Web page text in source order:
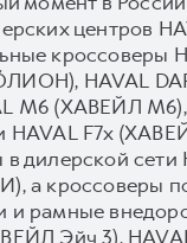
центров
кроссоверы
HAVAL
М6 (ХАВЕЙЛ M6),
F7x
дилерской сети
а кроссоверы
и рамные
Эйч 3),